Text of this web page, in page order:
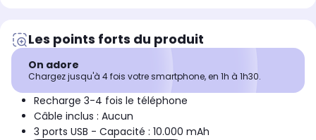
Les points forts du produit
On adore
Chargez jusqu'à 4 fois votre smartphone, en 1h à 1h30.
Recharge 3-4 fois le téléphone
Câble inclus : Aucun
3 ports USB - Capacité : 10.000 mAh